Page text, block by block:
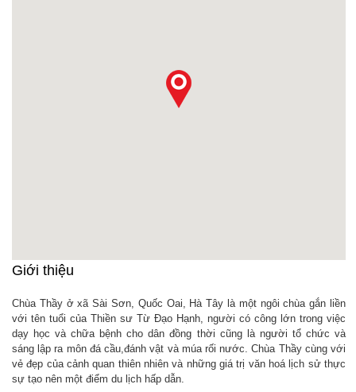
Giới thiệu
Chùa Thầy ở xã Sài Sơn, Quốc Oai, Hà Tây là một ngôi chùa gắn liền
với tên tuổi của Thiền sư Từ Đạo Hạnh, người có công lớn trong việc
dạy học và chữa bệnh cho dân đồng thời cũng là người tổ chức và
sáng lập ra môn đá cầu,đánh vật và múa rối nước. Chùa Thầy cùng với
vẻ đẹp của cảnh quan thiên nhiên và những giá trị văn hoá lịch sử thực
sự tạo nên một điểm du lịch hấp dẫn.